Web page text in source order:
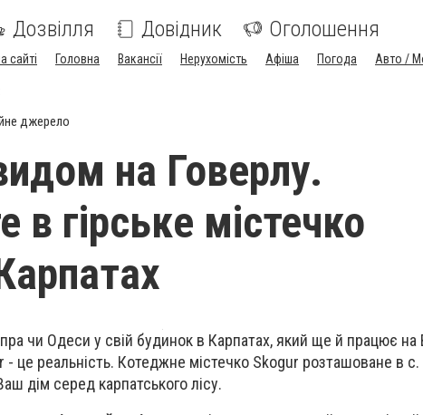
Дозвілля Довідник Оголошення
сайті Головна Вакансії Нерухомість Афіша Погода Авто /
джерело
на Говерлу.
в гірське містечко
чи Одеси у свій будинок в Карпатах, який ще й працює на
- це реальність. Котеджне містечко Skogur розташоване в
дім серед карпатського лісу.